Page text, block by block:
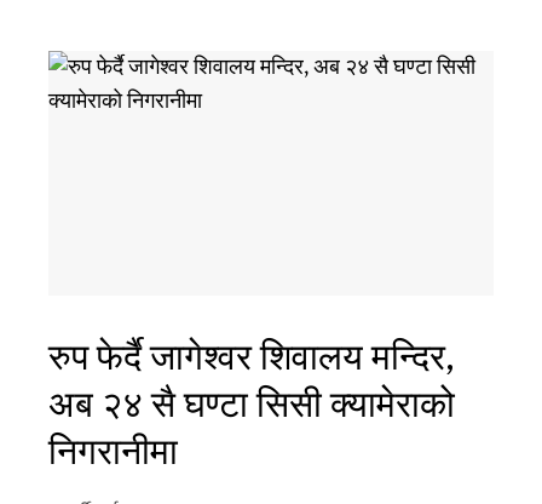
रुप फेर्दै जागेश्वर शिवालय मन्दिर,
अब २४ सै घण्टा सिसी क्यामेराको
निगरानीमा